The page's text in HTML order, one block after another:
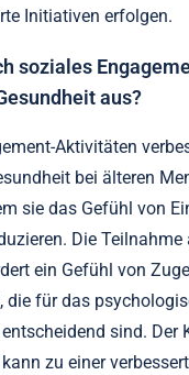
Initiativen erfolgen.
soziales
aus?
Aktivitäten
bei älteren
sie das Gefühl von
Die Teilnahme
ein Gefühl von
die für das
sind. Der
zu einer